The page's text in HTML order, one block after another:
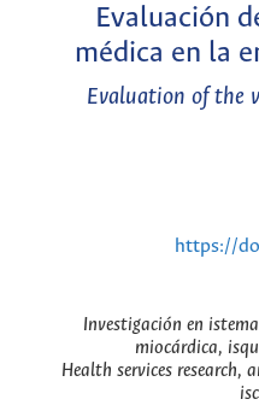
Evaluación
médica en la
Evaluation of the
https://
Investigación en
miocárdica,
Health services